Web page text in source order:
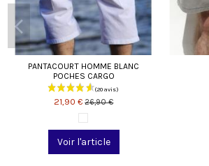
PANTACOURT HOMME BLANC
POCHES CARGO
21,90 €26,90 €
Voir l'article